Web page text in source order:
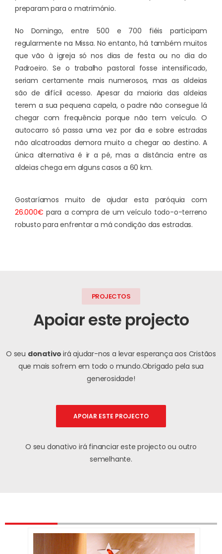
preparam para o matrimónio.
No Domingo, entre 500 e 700 fiéis participam
regularmente na Missa. No entanto, há também muitos
que vão à igreja só nos dias de festa ou no dia do
Padroeiro. Se o trabalho pastoral fosse intensificado,
seriam certamente mais numerosos, mas as aldeias
são de difícil acesso. Apesar da maioria das aldeias
terem a sua pequena capela, o padre não consegue lá
chegar com frequência porque não tem veículo. O
autocarro só passa uma vez por dia e sobre estradas
não alcatroadas demora muito a chegar ao destino. A
única alternativa é ir a pé, mas a distância entre as
aldeias chega em alguns casos a 60 km.
Gostaríamos muito de ajudar esta paróquia com
26.000€ para a compra de um veículo todo-o-terreno
robusto para enfrentar a má condição das estradas.
PROJECTOS
Apoiar este projecto
O seu donativo irá ajudar-nos a levar esperança aos Cristãos
que mais sofrem em todo o mundo.Obrigado pela sua
generosidade!
APOIAR ESTE PROJECTO
O seu donativo irá financiar este projecto ou outro
semelhante.